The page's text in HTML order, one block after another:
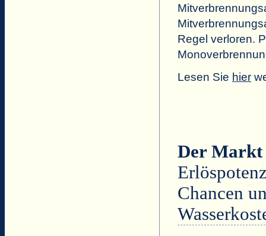
Regel verloren.
Lesen Sie hier
Der Markt
Chancen